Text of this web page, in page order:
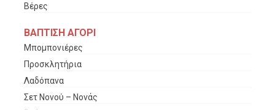
Βέρες
ΒΑΠΤΙΣΗ ΑΓΟΡΙ
Μπομπονιέρες
Προσκλητήρια
Λαδόπανα
Σετ Νονού – Νονάς